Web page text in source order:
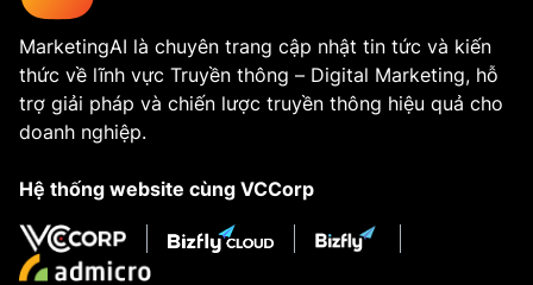
MarketingAI là chuyên trang cập nhật tin tức và kiến
thức về lĩnh vực Truyền thông – Digital Marketing, hỗ
trợ giải pháp và chiến lược truyền thông hiệu quả cho
doanh nghiệp.
Hệ thống website cùng VCCorp